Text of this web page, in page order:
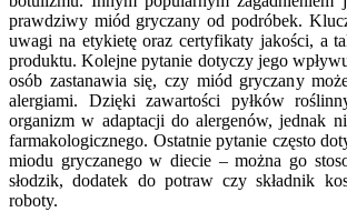
prawdziwy miód gryczany od podróbek.
uwagi na etykietę oraz certyfikaty jakości, a
produktu. Kolejne pytanie dotyczy jego
osób zastanawia się, czy miód gryczany
alergiami. Dzięki zawartości pyłków
organizm w adaptacji do alergenów, jednak
farmakologicznego. Ostatnie pytanie często
miodu gryczanego w diecie – można go
słodzik, dodatek do potraw czy składnik
roboty.